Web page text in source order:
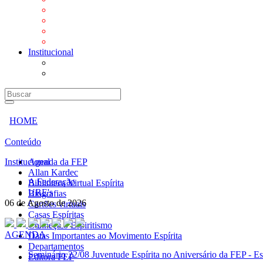
Institucional
HOME
Conteúdo
Agenda da FEP
Allan Kardec
Biblioteca Virtual Espírita
Biografias
Cartões virtuais
Casas Espíritas
Conheça o Espiritismo
Datas Importantes ao Movimento Espírita
Departamentos
Editora FEP
Institucional
A Federação
URE's
06 de Agosto de 2026
AGENDA
Seminário 22/08 Juventude Espírita no Aniversário da FEP -